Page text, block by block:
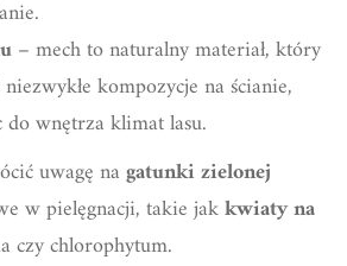
– mech to naturalny materiał, który
kompozycje na ścianie,
wnętrza klimat lasu.
uwagę nagatunki zielonej
w pielęgnacji, takie jakkwiaty na
czy chlorophytum.